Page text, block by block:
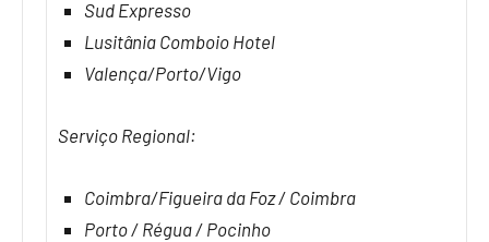
Sud Expresso
Lusitânia Comboio Hotel
Valença/Porto/Vigo
Serviço Regional:
Coimbra/Figueira da Foz / Coimbra
Porto / Régua / Pocinho